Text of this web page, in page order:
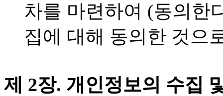
차를 마련하여 (동의한
집에 대해 동의한 것으
제 2장. 개인정보의 수집